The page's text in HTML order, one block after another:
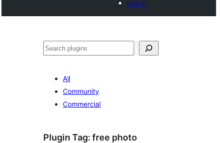
Log in
തിരയുക
All
Community
Commercial
Plugin Tag: free photo